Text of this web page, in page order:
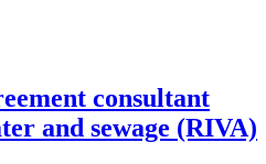
consultant
and sewage (RIVA)